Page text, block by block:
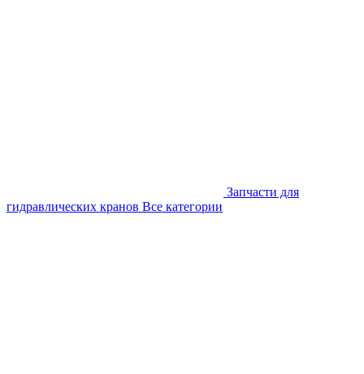
Запчасти для
гидравлических кранов Все категории